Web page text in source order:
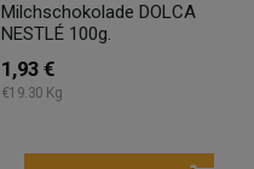
Milchschokolade DOLCA
NESTLÉ 100g.
1,93 €
€19.30 Kg